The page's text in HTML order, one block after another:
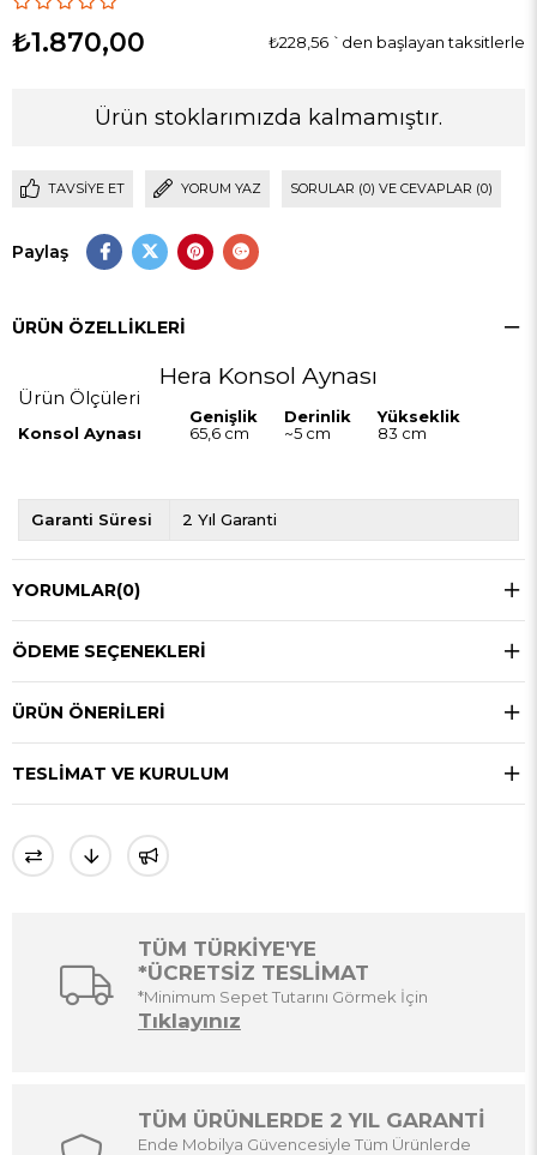
₺1.870,00 ₺228,56 `den başlayan taksitlerle
Ürün stoklarımızda kalmamıştır.
TAVSIYE ET YORUM YAZ SORULAR (0) VE CEVAPLAR (0)
Paylaş
ÜRÜN ÖZELLIKLERI
Hera Konsol Aynası
Ürün Ölçüleri
Genişlik Derinlik
Yükseklik
Konsol Aynası
65,6 cm ~5 cm 83 cm
Garanti Süresi 2 Yıl Garanti
YORUMLAR(0)
ÖDEME SEÇENEKLERI
ÜRÜN ÖNERILERI
TESLIMAT VE KURULUM
TÜM TÜRKİYE'YE
*ÜCRETSİZ TESLİMAT
*Minimum Sepet Tutarını Görmek İçin
Tıklayınız
TÜM ÜRÜNLERDE 2 YIL GARANTİ
Ende Mobilya Güvencesiyle Tüm Ürünlerde